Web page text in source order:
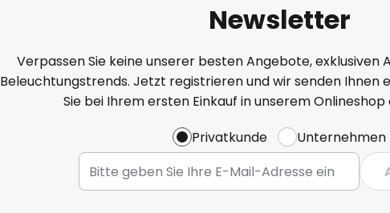
Newsletter
Verpassen Sie keine unserer besten Angebote, exklusiven
Beleuchtungstrends. Jetzt registrieren und wir senden Ihnen
Sie bei Ihrem ersten Einkauf in unserem
Privatkunde
Unternehmen